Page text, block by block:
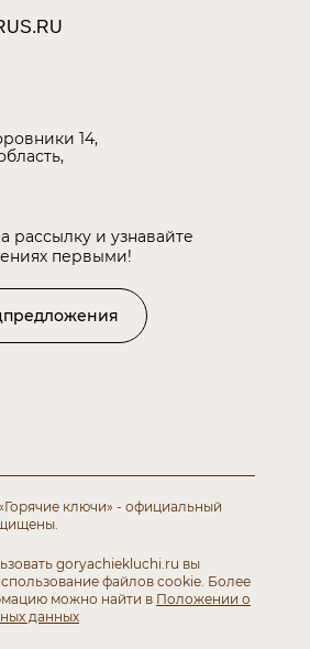
14,
рассылку и узнавайте
первыми!
ключи» - официальный
goryachiekluchi.ru вы
файлов cookie. Более
можно найти в Положении о
данных